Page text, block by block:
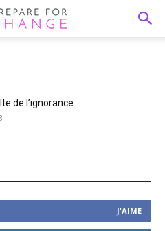
de l’ignorance
J'AIME